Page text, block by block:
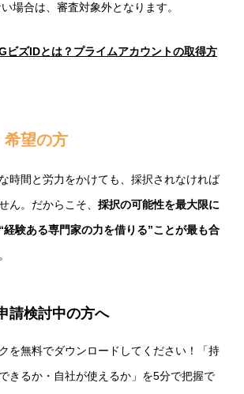
場合は、審査対象外となります。
ビズIDとは？プライムアカウントの取得方
希望の方
時間と労力をかけても、採択されなければ
ん。だからこそ、 採択の可能性を最大限に
経験ある専門家の力を借りる”ことが最も合
請検討中の方へ
を無料でダウンロードしてください！「持
きるか・自社が使えるか」を5分で把握で